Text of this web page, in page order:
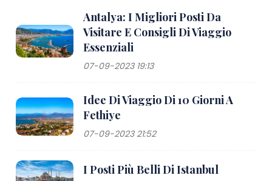
Antalya: I Migliori Posti Da
Visitare E Consigli Di Viaggio
Essenziali
07-09-2023 19:13
Idee Di Viaggio Di 10 Giorni A
Fethiye
07-09-2023 21:52
I Posti Più Belli Di Istanbul